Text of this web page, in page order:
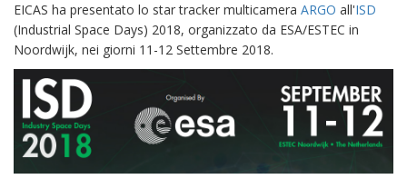
EICAS ha presentato lo star tracker multicamera ARGO all'ISD
(Industrial Space Days) 2018, organizzato da ESA/ESTEC in
Noordwijk, nei giorni 11-12 Settembre 2018.